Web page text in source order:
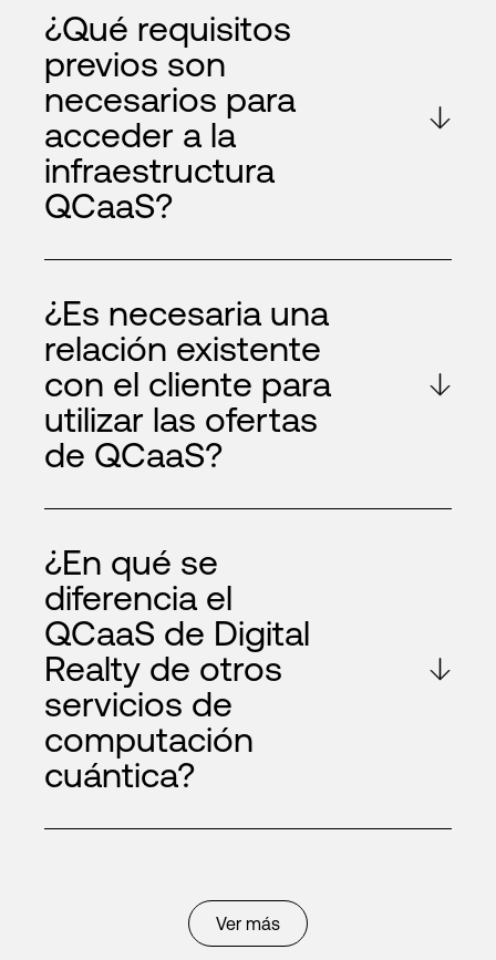
¿Qué requisitos
previos son
necesarios para
acceder a la
infraestructura
QCaaS?
¿Es necesaria una
relación existente
con el cliente para
utilizar las ofertas
de QCaaS?
¿En qué se
diferencia el
QCaaS de Digital
Realty de otros
servicios de
computación
cuántica?
Ver más